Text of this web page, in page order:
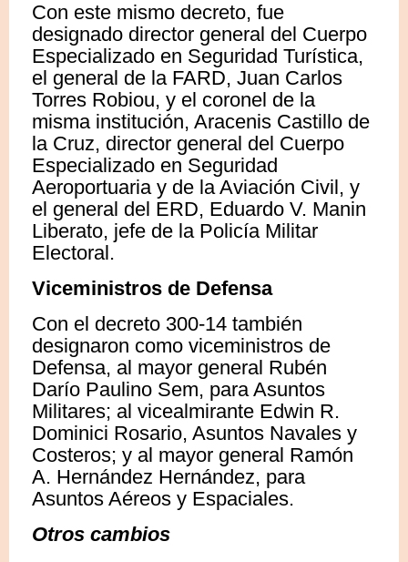
Con este mismo decreto, fue
designado director general del Cuerpo
Especializado en Seguridad Turística,
el general de la FARD, Juan Carlos
Torres Robiou, y el coronel de la
misma institución, Aracenis Castillo de
la Cruz, director general del Cuerpo
Especializado en Seguridad
Aeroportuaria y de la Aviación Civil, y
el general del ERD, Eduardo V. Manin
Liberato, jefe de la Policía Militar
Electoral.
Viceministros de Defensa
Con el decreto 300-14 también
designaron como viceministros de
Defensa, al mayor general Rubén
Darío Paulino Sem, para Asuntos
Militares; al vicealmirante Edwin R.
Dominici Rosario, Asuntos Navales y
Costeros; y al mayor general Ramón
A. Hernández Hernández, para
Asuntos Aéreos y Espaciales.
Otros cambios